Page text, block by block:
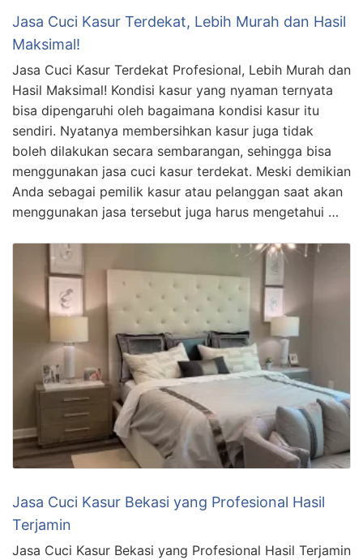
Jasa Cuci Kasur Terdekat, Lebih Murah dan Hasil
Maksimal!
Jasa Cuci Kasur Terdekat Profesional, Lebih Murah dan
Hasil Maksimal! Kondisi kasur yang nyaman ternyata
bisa dipengaruhi oleh bagaimana kondisi kasur itu
sendiri. Nyatanya membersihkan kasur juga tidak
boleh dilakukan secara sembarangan, sehingga bisa
menggunakan jasa cuci kasur terdekat. Meski demikian
Anda sebagai pemilik kasur atau pelanggan saat akan
menggunakan jasa tersebut juga harus mengetahui …
Jasa Cuci Kasur Bekasi yang Profesional Hasil
Terjamin
Jasa Cuci Kasur Bekasi yang Profesional Hasil Terjamin